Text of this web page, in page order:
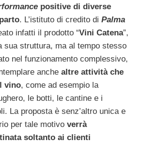
positive di diverse
. L’istituto di credito di Palma
infatti il prodotto “Vini Catena”,
sua struttura, ma al tempo stesso
nel funzionamento complessivo,
anche altre attività che
vino, come ad esempio la
le botti, le cantine e i
La proposta è senz’altro unica e
per tale motivo verrà
soltanto ai clienti